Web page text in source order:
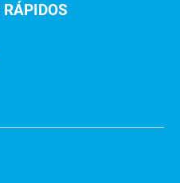
RÁPIDOS